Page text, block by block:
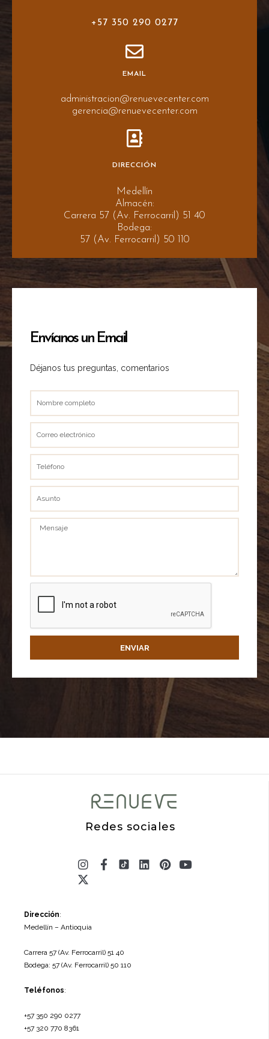
+57 350 290 0277
EMAIL
administracion@renuevecenter.com
gerencia@renuevecenter.com
DIRECCIÓN
Medellín
Almacén:
Carrera 57 (Av. Ferrocarril) 51 40
Bodega:
57 (Av. Ferrocarril) 50 110
Envíanos un Email
Déjanos tus preguntas, comentarios
Mensaje
ENVIAR
Redes sociales
Instagram
Facebook-
f
Linkedin
Pinterest
Youtube
X-
twitter
Dirección:
Medellín – Antioquia
Carrera 57 (Av. Ferrocarril) 51 40
Bodega: 57 (Av. Ferrocarril) 50 110
Teléfonos:
+57 350 290 0277
+57 320 770 8361